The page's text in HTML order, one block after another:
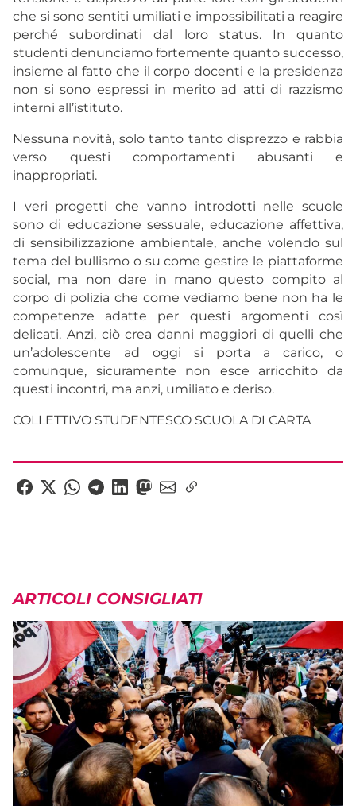
che si sono sentiti umiliati e impossibilitati a reagire
perché subordinati dal loro status. In quanto
studenti denunciamo fortemente quanto successo,
insieme al fatto che il corpo docenti e la presidenza
non si sono espressi in merito ad atti di razzismo
interni all’istituto.
Nessuna novità, solo tanto tanto disprezzo e rabbia
verso questi comportamenti abusanti e
inappropriati.
I veri progetti che vanno introdotti nelle scuole
sono di educazione sessuale, educazione affettiva,
di sensibilizzazione ambientale, anche volendo sul
tema del bullismo o su come gestire le piattaforme
social, ma non dare in mano questo compito al
corpo di polizia che come vediamo bene non ha le
competenze adatte per questi argomenti così
delicati. Anzi, ciò crea danni maggiori di quelli che
un’adolescente ad oggi si porta a carico, o
comunque, sicuramente non esce arricchito da
questi incontri, ma anzi, umiliato e deriso.
COLLETTIVO STUDENTESCO SCUOLA DI CARTA
ARTICOLI CONSIGLIATI